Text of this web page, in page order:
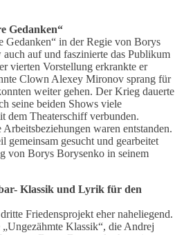
Gedanken“
Gedanken“ in der Regie von Borys
auf und faszinierte das Publikum
vierten Vorstellung erkrankte er
Clown Alexey Mironov sprang für
weiter gehen. Der Krieg dauerte
seine beiden Shows viele
dem Theaterschiff verbunden.
waren entstanden.
gemeinsam gesucht und gearbeitet
von Borys Borysenko in seinem
Klassik und Lyrik für den
Friedensprojekt eher naheliegend.
Klassik“, die Andrej